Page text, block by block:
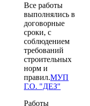
Все работы
выполнялись в
договорные
сроки, с
соблюдением
требований
строительных
норм и
правил.МУП
Г.О. "ДЕЗ"
Работы